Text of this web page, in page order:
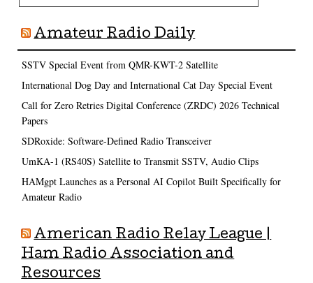
Amateur Radio Daily
SSTV Special Event from QMR-KWT-2 Satellite
International Dog Day and International Cat Day Special Event
Call for Zero Retries Digital Conference (ZRDC) 2026 Technical
Papers
SDRoxide: Software-Defined Radio Transceiver
UmKA-1 (RS40S) Satellite to Transmit SSTV, Audio Clips
HAMgpt Launches as a Personal AI Copilot Built Specifically for
Amateur Radio
American Radio Relay League |
Ham Radio Association and
Resources